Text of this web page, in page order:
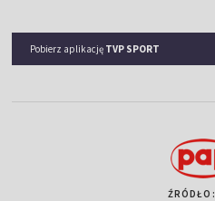
Pobierz aplikację TVP SPORT